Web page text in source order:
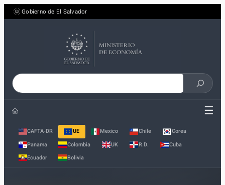
Saltar
al
Gobierno de El Salvador
Buscar
el
☰
CAFTA-DR UE Mexico Chile
Corea
Panama
Colombia UK R.D.
Cuba
Ecuador
Bolivia